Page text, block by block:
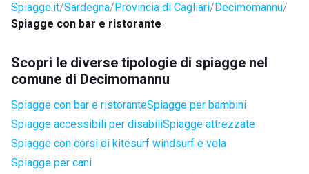
Spiagge.it Sardegna Provincia di Cagliari Decimomannu
Spiagge con bar e ristorante
Scopri le diverse tipologie di spiagge nel
comune di Decimomannu
Spiagge con bar e ristoranteSpiagge per bambini
Spiagge accessibili per disabiliSpiagge attrezzate
Spiagge con corsi di kitesurf windsurf e vela
Spiagge per cani